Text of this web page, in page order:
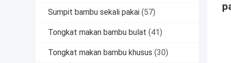
Sumpit bambu sekali pakai (57)
Tongkat makan bambu bulat (41)
Tongkat makan bambu khusus (30)